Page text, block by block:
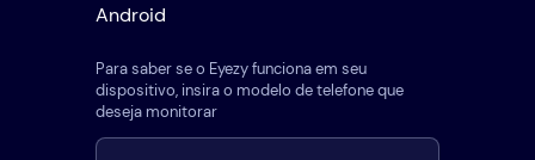
Android
Para saber se o Eyezy funciona em seu
dispositivo, insira o modelo de telefone que
deseja monitorar